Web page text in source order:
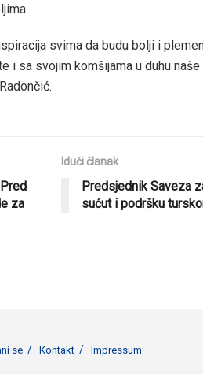
svima da budu bolji i
i sa svojim komšijama u duhu
za
Idući članak
Predsjednik Saveza
sućut i podršku
se Kontakt Impressum